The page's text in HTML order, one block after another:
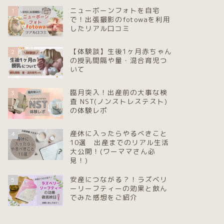
1
ニューボーンフォトを自宅
で！出張撮影のfotowaを利用
したリアル口コミ
2
【体験談】生後1ヶ月赤ちゃん
の授乳間隔や量・混合育児つ
いて
3
臨月突入！出産前の大事な検
査 NST(ノンストレステスト)
の体験レポ
4
産休に入ったらやるべきこと
10選 出産までのリアル生活
大公開！(ワーママさん必
見！)
5
安産につながる？！ラズベリ
ーリーフティーの効果と飲ん
でみた感想をご紹介